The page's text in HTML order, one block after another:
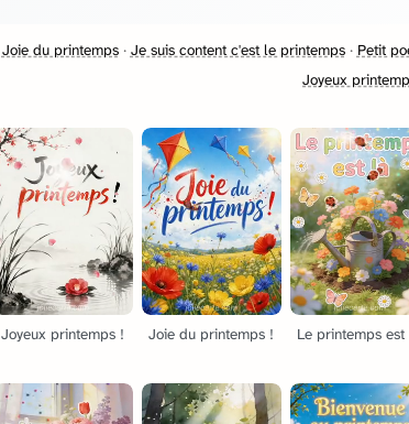
Joie du printemps· Je suis content c'est le printemps· Petit
Joyeux
Joyeux printemps ! Joie du printemps ! Le printemps est